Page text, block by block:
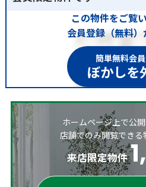
この物件をご覧
会員登録（無料）
簡単無料会
ぼかしを
ホームページ上で公
店舗でのみ閲覧でき
来店限定物件